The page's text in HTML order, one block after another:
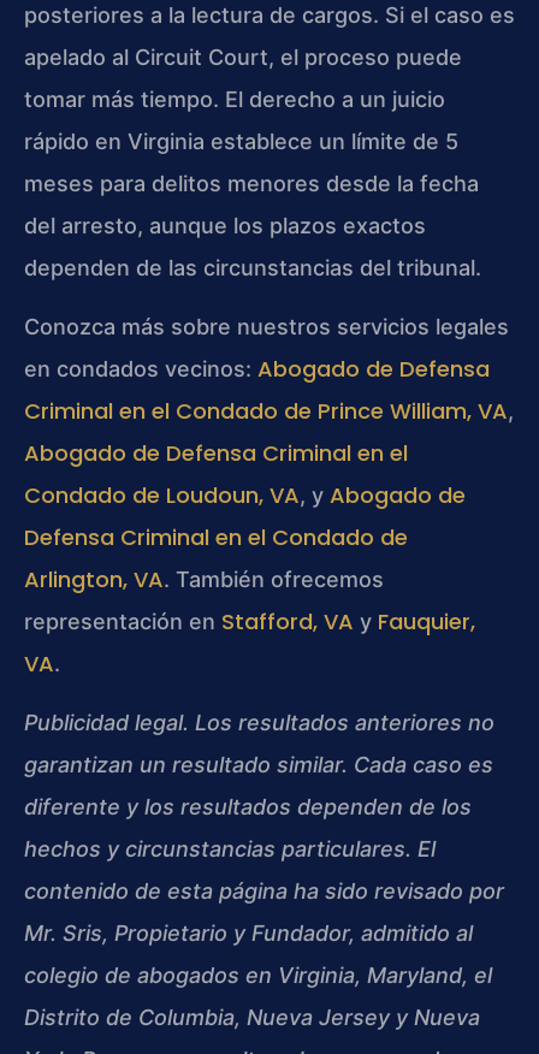
posteriores a la lectura de cargos. Si el caso es
apelado al Circuit Court, el proceso puede
tomar más tiempo. El derecho a un juicio
rápido en Virginia establece un límite de 5
meses para delitos menores desde la fecha
del arresto, aunque los plazos exactos
dependen de las circunstancias del tribunal.
Conozca más sobre nuestros servicios legales
en condados vecinos: Abogado de Defensa
Criminal en el Condado de Prince William, VA,
Abogado de Defensa Criminal en el
Condado de Loudoun, VA, y Abogado de
Defensa Criminal en el Condado de
Arlington, VA. También ofrecemos
representación en Stafford, VA y Fauquier,
VA.
Publicidad legal. Los resultados anteriores no
garantizan un resultado similar. Cada caso es
diferente y los resultados dependen de los
hechos y circunstancias particulares. El
contenido de esta página ha sido revisado por
Mr. Sris, Propietario y Fundador, admitido al
colegio de abogados en Virginia, Maryland, el
Distrito de Columbia, Nueva Jersey y Nueva